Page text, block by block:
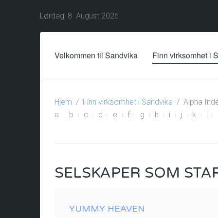
Lørdag, 8. August 2026
Velkommen til Sandvika Finn virksomhet i
Hjem Finn virksomhet i Sandvika
Alpha
a
b c d e f g h i j k l
SELSKAPER SOM
YUMMY HEAVEN